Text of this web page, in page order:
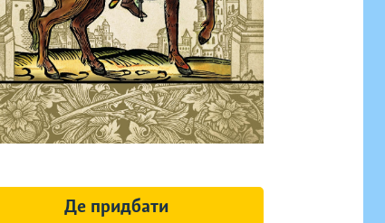
Де придбати